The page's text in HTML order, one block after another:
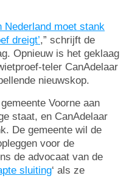
Nederland moet stank
dreigt’,” schrijft de
Opnieuw is het geklaag
teler CanAdelaar
nieuwskop.
Voorne aan
staat, en CanAdelaar
De gemeente wil de
voor de
de advocaat van de
sluiting‘ als ze